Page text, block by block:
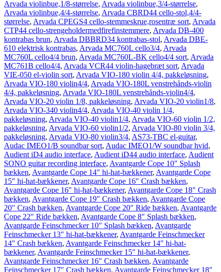
Arvada violinbue,1/8-størrelse, Arvada violinbue,3/4-størrelse,
Arvada violinbue,4/4-størrelse, Arvada CBRD44 cello-stol,4/4-
størrelse, Arvada CPEGS4 cello-stemmeskrue,rosentræ sort, Arvada
CTP44 cello-strengeholdermedfirefinstemmere, Arvada DB-400
kontrabas brun, Arvada DBBRD34 kontrabas-stol, Arvada DBE-
610 elektrisk kontrabas, Arvada MC760L cello3/4, Arvada
MC760L cello4/4 brun, Arvada MC760L-BK cello4/4 sort, Arvada
MC761B cello4/4, Arvada VCR44 violin-hagebræt sort, Arvada
VIE-050 el-violin sort, Arvada VIO-180 violin 4/4, pakkeløsning,
Arvada VIO-180 violin4/4, Arvada VIO-180L venstrehånds-violin
4/4, pakkeløsning, Arvada VIO-180L venstrehånds-violin4/4,
Arvada VIO-20 violin 1/8, pakkeløsning, Arvada VIO-20 violin1/8,
Arvada VIO-340 violin4/4, Arvada VIO-40 violin 1/4,
pakkeløsning, Arvada VIO-40 violin1/4, Arvada VIO-60 violin 1/2,
pakkeløsning, Arvada VIO-60 violin1/2, Arvada VIO-80 violin 3/4,
pakkeløsning, Arvada VIO-80 violin3/4, AS73-TBC el-guitar,
Audac IMEO1/B soundbar sort, Audac IMEO1/W soundbar hvid,
Audient iD4 audio interface, Audient iD44 audio interface, Audient
SONO guitar recording interface, Avantgarde Cope 10″ Splash
bækken, Avantgarde Cope 14″ hi-hat-bækkener, Avantgarde Cope
15″ hi-hat-bækkener, Avantgarde Cope 16″ Crash bækken,
Avantgarde Cope 16″ hi-hat-bækkener, Avantgarde Cope 18″ Crash
bækken, Avantgarde Cope 19″ Crash bækken, Avantgarde Cope
20″ Crash bækken, Avantgarde Cope 20″ Ride bækken, Avantgarde
Cope 22″ Ride bækken, Avantgarde Cope 8″ Splash bækken,
Avantgarde Feinschmecker 10″ Splash bækken, Avantgarde
Feinschmecker 13″ hi-hat-bækkener, Avantgarde Feinschmecker
14″ Crash bækken, Avantgarde Feinschmecker 14″ hi-hat-
bækkener, Avantgarde Feinschmecker 15″ hi-hat-bækkener,
Avantgarde Feinschmecker 16″ Crash bækken, Avantgarde
Feinschmecker 17″ Crash bækken, Avantgarde Feinschmecker 18″